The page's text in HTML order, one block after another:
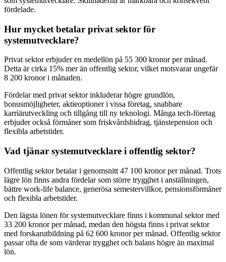
fördelade.
Hur mycket betalar privat sektor för
systemutvecklare?
Privat sektor erbjuder en medellön på 55 300 kronor per månad.
Detta är cirka 15% mer än offentlig sektor, vilket motsvarar ungefär
8 200 kronor i månaden.
Fördelar med privat sektor inkluderar högre grundlön,
bonusmöjligheter, aktieoptioner i vissa företag, snabbare
karriärutveckling och tillgång till ny teknologi. Många tech-företag
erbjuder också förmåner som friskvårdsbidrag, tjänstepension och
flexibla arbetstider.
Vad tjänar systemutvecklare i offentlig sektor?
Offentlig sektor betalar i genomsnitt 47 100 kronor per månad. Trots
lägre lön finns andra fördelar som större trygghet i anställningen,
bättre work-life balance, generösa semestervillkor, pensionsförmåner
och flexibla arbetstider.
Den lägsta lönen för systemutvecklare finns i kommunal sektor med
33 200 kronor per månad, medan den högsta finns i privat sektor
med forskarutbildning på 62 600 kronor per månad. Offentlig sektor
passar ofta de som värderar trygghet och balans högre än maximal
lön.